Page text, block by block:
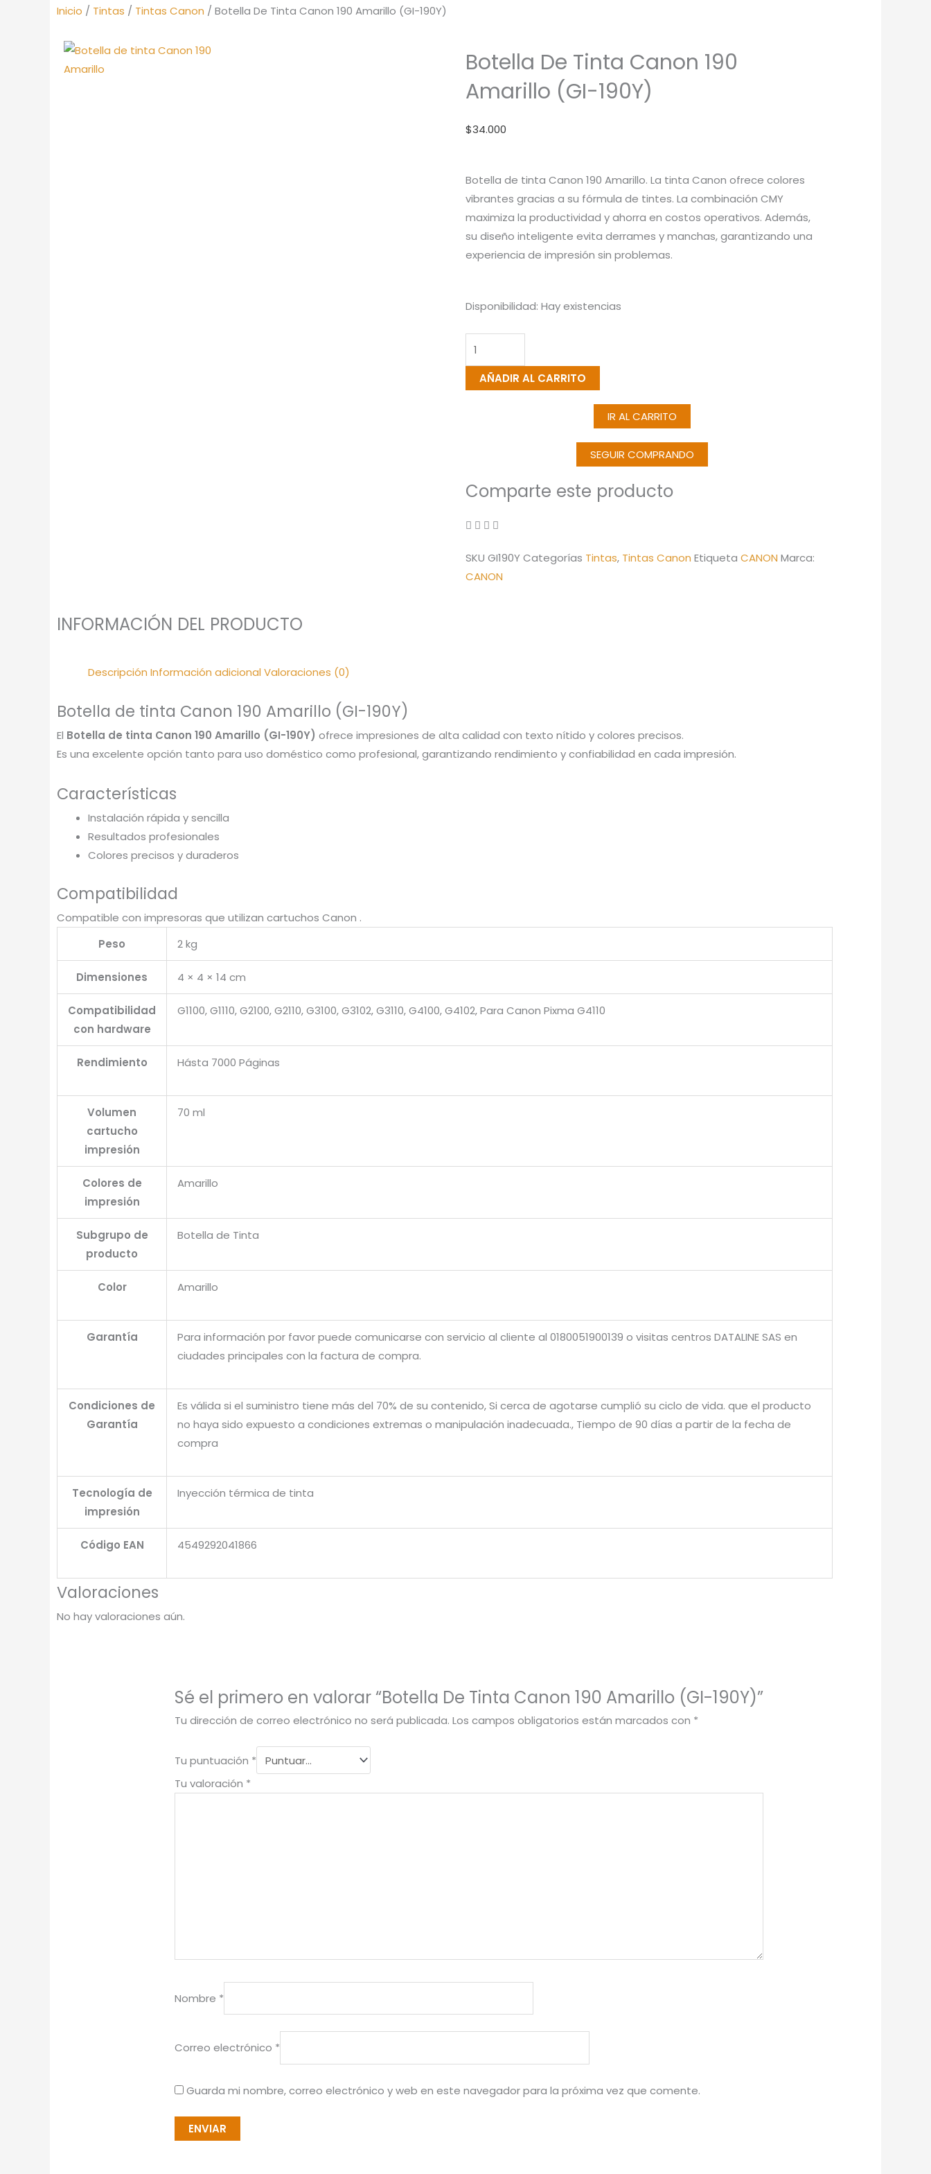
Inicio / Tintas / Tintas Canon / Botella De Tinta Canon 190 Amarillo (GI-190Y)
Botella De Tinta Canon 190
Amarillo (GI-190Y)
$34.000
Botella de tinta Canon 190 Amarillo. La tinta Canon ofrece colores
vibrantes gracias a su fórmula de tintes. La combinación CMY
maximiza la productividad y ahorra en costos operativos. Además,
su diseño inteligente evita derrames y manchas, garantizando una
experiencia de impresión sin problemas.
Disponibilidad: Hay existencias
Botella
Tinta
190AÑADIR AL CARRITO
IR AL CARRITO
SEGUIR COMPRANDO
Comparte este producto
SKU GI190YCategorías Tintas, Tintas Canon Etiqueta CANON Marca:
CANON
INFORMACIÓN DEL PRODUCTO
Descripción Información adicional Valoraciones (0)
Botella de tinta Canon 190 Amarillo (GI-190Y)
El Botella de tinta Canon 190 Amarillo (GI-190Y) ofrece impresiones de alta calidad con texto nítido y colores precisos.
Es una excelente opción tanto para uso doméstico como profesional, garantizando rendimiento y confiabilidad en cada impresión.
Características
Instalación rápida y sencilla
Resultados profesionales
Colores precisos y duraderos
Compatibilidad
Compatible con impresoras que utilizan cartuchos Canon .
Peso
2 kg
Dimensiones 4 × 4 × 14 cm
Compatibilidad
con hardware
G1100, G1110, G2100, G2110, G3100, G3102, G3110, G4100, G4102, Para Canon Pixma G4110
Rendimiento Hásta 7000 Páginas
Volumen
cartucho
impresión
70 ml
Colores de
impresión
Amarillo
Subgrupo de
producto
Botella de Tinta
Color Amarillo
Garantía
Para información por favor puede comunicarse con servicio al cliente al 0180051900139 o visitas centros DATALINE SAS en
ciudades principales con la factura de compra.
Condiciones de
Garantía
Es válida si el suministro tiene más del 70% de su contenido, Si cerca de agotarse cumplió su ciclo de vida. que el producto
no haya sido expuesto a condiciones extremas o manipulación inadecuada., Tiempo de 90 días a partir de la fecha de
compra
Tecnología de
impresión
Inyección térmica de tinta
Código EAN 4549292041866
Valoraciones
No hay valoraciones aún.
Sé el primero en valorar “Botella De Tinta Canon 190 Amarillo (GI-190Y)”
Tu dirección de correo electrónico no será publicada. Los campos obligatorios están marcados con *
Tu puntuación *
Tu valoración *
Nombre *
Correo electrónico *
Guarda mi nombre, correo electrónico y web en este navegador para la próxima vez que comente.